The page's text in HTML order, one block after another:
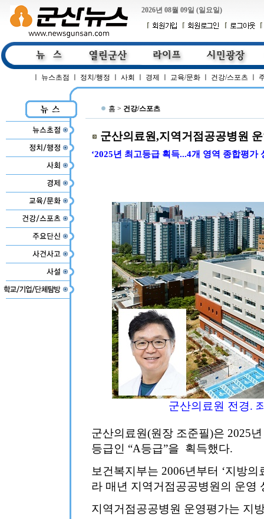
2026년 08월 09일 (일요일)
뉴스초점 정치/행정 사회 경제 교육/문화 건강/스포츠
홈 > 건강/스포츠
군산의료원,지역거점공공병원 운
‘2025년 최고등급 획득...4개 영역 종합평가
군산의료원 전경.
군산의료원(원장 조준필)은 2025
등급인 “A등급”을 획득했다.
보건복지부는 2006년부터 ‘지방
라 매년 지역거점공공병원의 운영
지역거점공공병원 운영평가는 지